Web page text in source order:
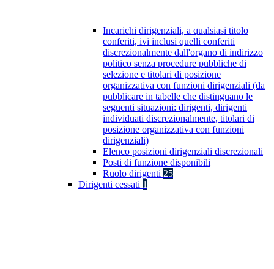
Incarichi dirigenziali, a qualsiasi titolo
conferiti, ivi inclusi quelli conferiti
discrezionalmente dall'organo di indirizzo
politico senza procedure pubbliche di
selezione e titolari di posizione
organizzativa con funzioni dirigenziali (da
pubblicare in tabelle che distinguano le
seguenti situazioni: dirigenti, dirigenti
individuati discrezionalmente, titolari di
posizione organizzativa con funzioni
dirigenziali)
Elenco posizioni dirigenziali discrezionali
Posti di funzione disponibili
Ruolo dirigenti 25
Dirigenti cessati 1